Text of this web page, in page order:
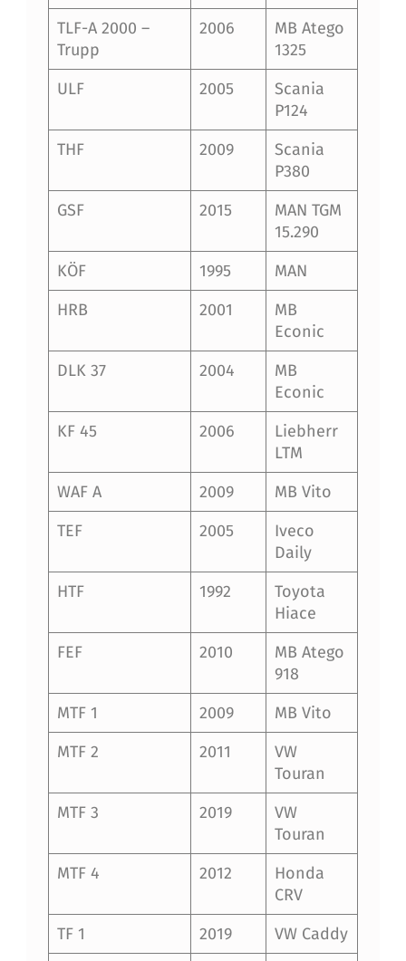
TLF-A 2000 –
Trupp
2006
MB Atego
1325
ULF
2005
Scania
P124
THF
2009
Scania
P380
GSF
2015
MAN TGM
15.290
KÖF
1995
MAN
HRB
2001
MB
Econic
DLK 37
2004
MB
Econic
KF 45
2006
Liebherr
LTM
WAF A
2009
MB Vito
TEF
2005
Iveco
Daily
HTF
1992
Toyota
Hiace
FEF
2010
MB Atego
918
MTF 1
2009
MB Vito
MTF 2
2011
VW
Touran
MTF 3
2019
VW
Touran
MTF 4
2012
Honda
CRV
TF 1
2019
VW Caddy